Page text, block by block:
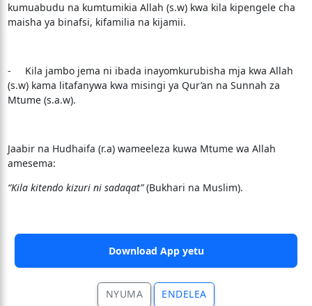
kumuabudu na kumtumikia Allah (s.w) kwa kila kipengele cha
maisha ya binafsi, kifamilia na kijamii.
- Kila jambo jema ni ibada inayomkurubisha mja kwa Allah
(s.w) kama litafanywa kwa misingi ya Qur’an na Sunnah za
Mtume (s.a.w).
Jaabir na Hudhaifa (r.a) wameeleza kuwa Mtume wa Allah
amesema:
“Kila kitendo kizuri ni sadaqat”(Bukhari na Muslim).
Download App yetu
NYUMA ENDELEA